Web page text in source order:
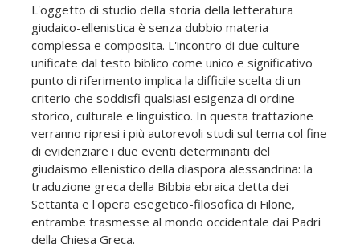
L'oggetto di studio della storia della letteratura
giudaico-ellenistica è senza dubbio materia
complessa e composita. L'incontro di due culture
unificate dal testo biblico come unico e significativo
punto di riferimento implica la difficile scelta di un
criterio che soddisfi qualsiasi esigenza di ordine
storico, culturale e linguistico. In questa trattazione
verranno ripresi i più autorevoli studi sul tema col fine
di evidenziare i due eventi determinanti del
giudaismo ellenistico della diaspora alessandrina: la
traduzione greca della Bibbia ebraica detta dei
Settanta e l'opera esegetico-filosofica di Filone,
entrambe trasmesse al mondo occidentale dai Padri
della Chiesa Greca.